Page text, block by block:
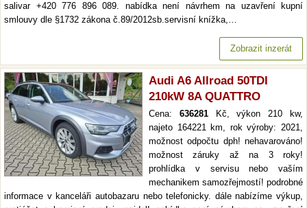
salivar +420 776 896 089. nabídka není návrhem na uzavření kupní
smlouvy dle §1732 zákona č.89/2012sb.servisní knížka,…
Zobrazit inzerát
Audi A6 Allroad 50TDI
210kW 8A QUATTRO
Cena: 636281Kč, výkon 210 kw,
najeto 164221 km, rok výroby: 2021,
možnost odpočtu dph! nehavarováno!
možnost záruky až na 3 roky!
prohlídka v servisu nebo vaším
mechanikem samozřejmostí! podrobné
informace v kanceláři autobazaru nebo telefonicky. dále nabízíme výkup,